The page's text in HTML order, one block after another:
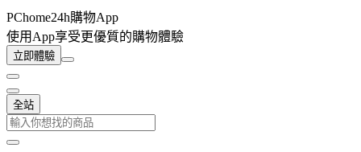
PChome24h購物App
使用App享受更優質的購物體驗
立即體驗
全站